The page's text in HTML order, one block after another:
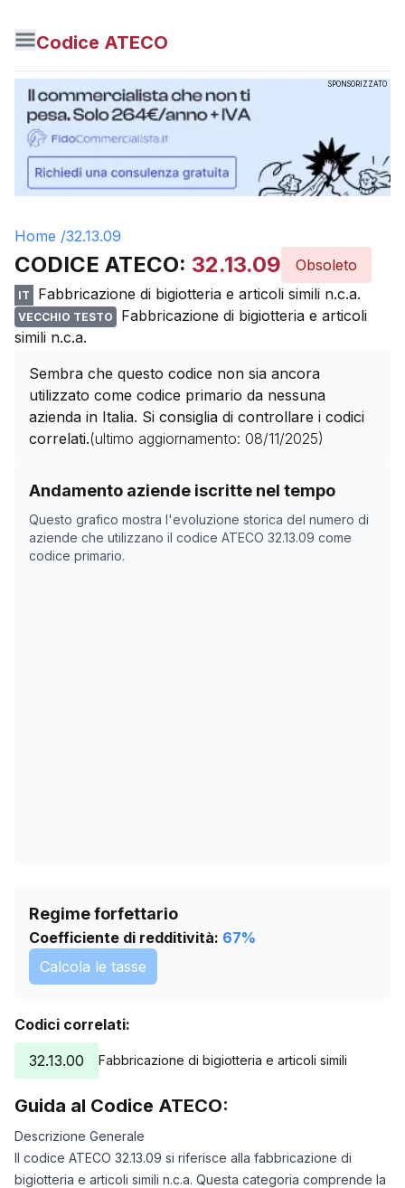
Codice ATECO
SPONSORIZZATO
Home /32.13.09
CODICE ATECO: 32.13.09 Obsoleto
IT Fabbricazione di bigiotteria e articoli simili n.c.a.
VECCHIO TESTO
Fabbricazione di bigiotteria e articoli
simili n.c.a.
Sembra che questo codice non sia ancora
utilizzato come codice primario da nessuna
azienda in Italia. Si consiglia di controllare i codici
correlati.(ultimo aggiornamento: 08/11/2025)
Andamento aziende iscritte nel tempo
Questo grafico mostra l'evoluzione storica del numero di
aziende che utilizzano il codice ATECO 32.13.09 come
codice primario.
Storico numero di aziende con codice ATECO
Data rilevazione
11/04/2025
2513
08/11/2025
Regime forfettario
Coefficiente di redditività: 67%
Calcola le tasse
Codici correlati:
32.13.00
Fabbricazione di bigiotteria e articoli simili
Guida al Codice ATECO:
Descrizione Generale
Il codice ATECO 32.13.09 si riferisce alla fabbricazione di
bigiotteria e articoli simili n.c.a. Questa categoria comprende la